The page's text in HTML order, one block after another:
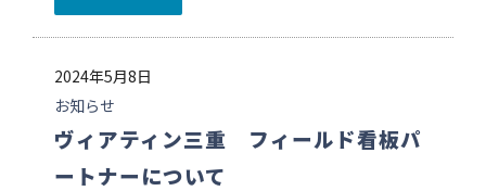
2024年5月8日
お知らせ
ヴィアティン三重 フィールド看板パ
ートナーについて